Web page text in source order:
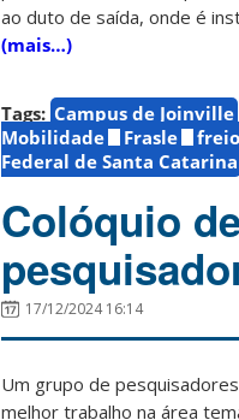
ao duto de saída, onde é
(mais…)
Tags: Campus de Joinville
Mobilidade
Frasle
Federal de Santa Catarina
Colóquio
17/12/2024 16:14
Um grupo de
melhor trabalho na área